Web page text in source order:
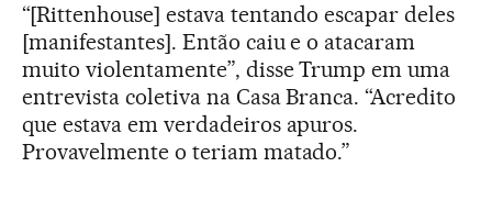
“[Rittenhouse] estava tentando escapar deles
[manifestantes]. Então caiu e o atacaram
muito violentamente”, disse Trump em uma
entrevista coletiva na Casa Branca. “Acredito
que estava em verdadeiros apuros.
Provavelmente o teriam matado.”